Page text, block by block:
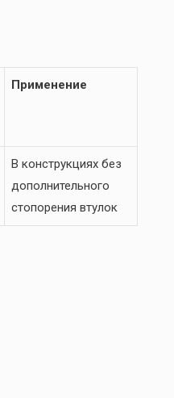
Применение
В конструкциях без
дополнительного
стопорения втулок